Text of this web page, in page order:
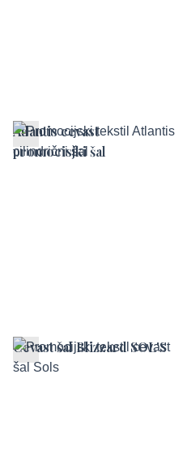
Atlantis cevast
promocisjki šal
Cevast šal Blizzard SOL'S